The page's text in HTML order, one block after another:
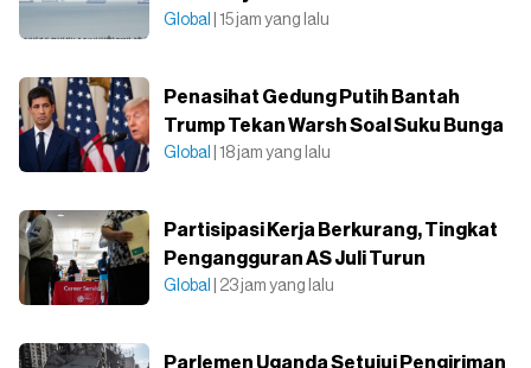
Global | 15 jam yang lalu
Penasihat Gedung Putih Bantah
Trump Tekan Warsh Soal Suku Bunga
Global | 18 jam yang lalu
Partisipasi Kerja Berkurang, Tingkat
Pengangguran AS Juli Turun
Global | 23 jam yang lalu
Parlemen Uganda Setujui Pengiriman